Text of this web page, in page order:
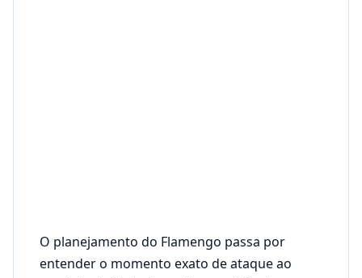
O planejamento do Flamengo passa por
entender o momento exato de ataque ao